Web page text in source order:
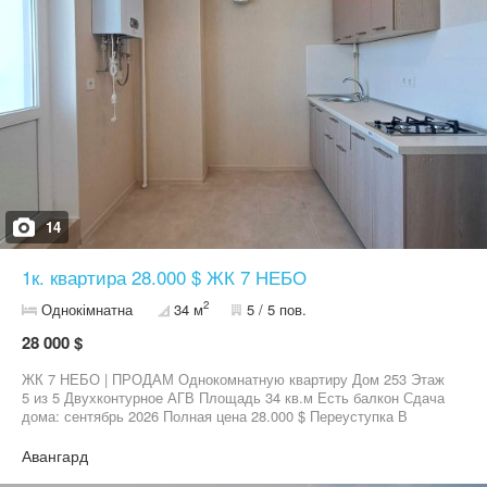
повністю розпродано! Аналогів за ціною немає!
14
1к. квартира 28.000 $ ЖК 7 НЕБО
Однокімнатна 34 м2 5 / 5 пов.
28 000 $
ЖК 7 НЕБО | ПРОДАМ Однокомнатную квартиру Дом 253 Этаж
5 из 5 Двухконтурное АГВ Площадь 34 кв.м Есть балкон Сдача
дома: сентябрь 2026 Полная цена 28.000 $ Переуступка В
кухня с плитой, двухконтурный АГВ котёл. В сан.узле
установлена: ванна, умывальник, унитаз, есть выводы под
Авангард